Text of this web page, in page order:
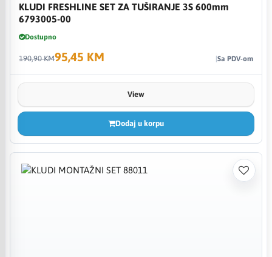
KLUDI FRESHLINE SET ZA TUŠIRANJE 3S 600mm
6793005-00
Dostupno
190,90 KM95,45 KM Sa PDV-om
View
Dodaj u korpu